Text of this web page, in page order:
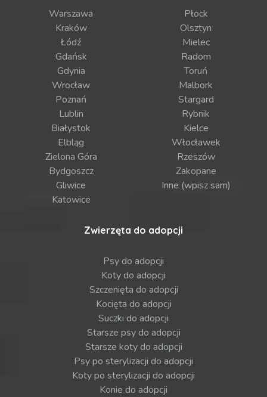
Warszawa
Kraków
Łódź
Gdańsk
Gdynia
Wrocław
Poznań
Lublin
Białystok
Elbląg
Zielona Góra
Bydgoszcz
Gliwice
Katowice
Płock
Olsztyn
Mielec
Radom
Toruń
Malbork
Stargard
Rybnik
Kielce
Włocławek
Rzeszów
Zakopane
Inne (wpisz sam)
Zwierzęta do adopcji
Psy do adopcji
Koty do adopcji
Szczenięta do adopcji
Kocięta do adopcji
Suczki do adopcji
Starsze psy do adopcji
Starsze koty do adopcji
Psy po sterylizacji do adopcji
Koty po sterylizacji do adopcji
Konie do adopcji